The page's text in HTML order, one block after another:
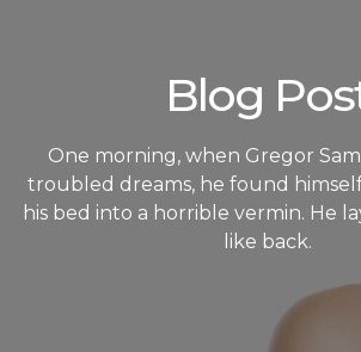
Blog
One morning, when Gregor
troubled dreams, he found
his bed into a horrible vermin. He
like back.